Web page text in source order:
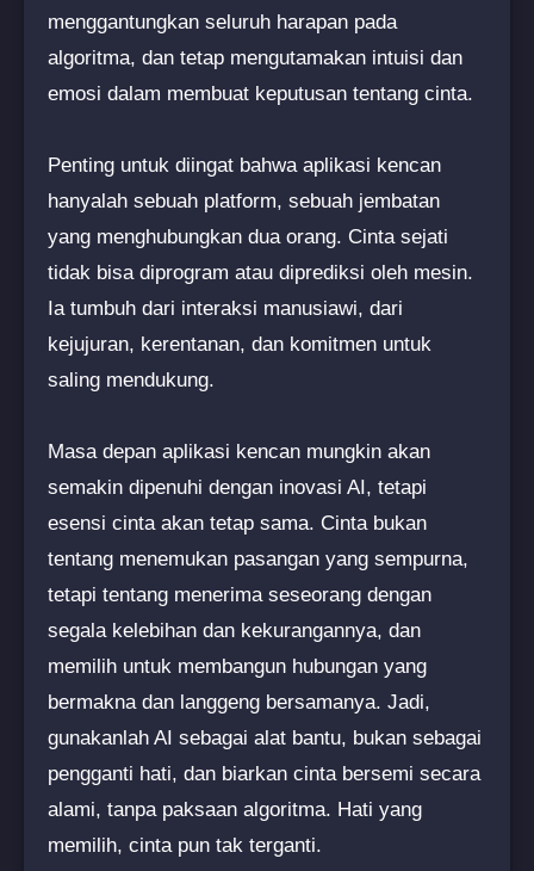
menggantungkan seluruh harapan pada
algoritma, dan tetap mengutamakan intuisi dan
emosi dalam membuat keputusan tentang cinta.
Penting untuk diingat bahwa aplikasi kencan
hanyalah sebuah platform, sebuah jembatan
yang menghubungkan dua orang. Cinta sejati
tidak bisa diprogram atau diprediksi oleh mesin.
Ia tumbuh dari interaksi manusiawi, dari
kejujuran, kerentanan, dan komitmen untuk
saling mendukung.
Masa depan aplikasi kencan mungkin akan
semakin dipenuhi dengan inovasi AI, tetapi
esensi cinta akan tetap sama. Cinta bukan
tentang menemukan pasangan yang sempurna,
tetapi tentang menerima seseorang dengan
segala kelebihan dan kekurangannya, dan
memilih untuk membangun hubungan yang
bermakna dan langgeng bersamanya. Jadi,
gunakanlah AI sebagai alat bantu, bukan sebagai
pengganti hati, dan biarkan cinta bersemi secara
alami, tanpa paksaan algoritma. Hati yang
memilih, cinta pun tak terganti.